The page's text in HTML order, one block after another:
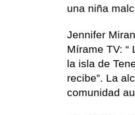
una niña
Jennifer
Mírame TV:
la isla de
recibe”. La
comunidad